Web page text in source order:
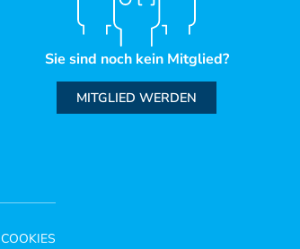
Sie sind noch kein Mitglied?
MITGLIED WERDEN
COOKIES